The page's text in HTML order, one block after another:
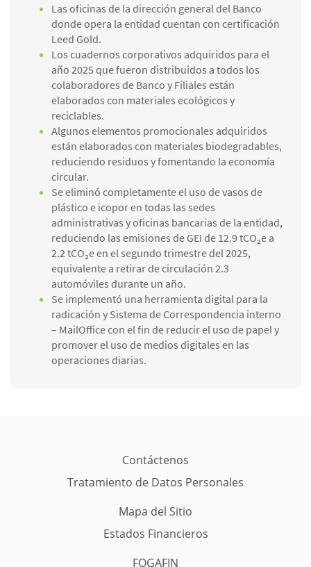
Las oficinas de la dirección general del Banco
donde opera la entidad cuentan con certificación
Leed Gold.
Los cuadernos corporativos adquiridos para el
año 2025 que fueron distribuidos a todos los
colaboradores de Banco y Filiales están
elaborados con materiales ecológicos y
reciclables.
Algunos elementos promocionales adquiridos
están elaborados con materiales biodegradables,
reduciendo residuos y fomentando la economía
circular.
Se eliminó completamente el uso de vasos de
plástico e icopor en todas las sedes
administrativas y oficinas bancarias de la entidad,
reduciendo las emisiones de GEI de 12.9 tCO₂e a
2.2 tCO₂e en el segundo trimestre del 2025,
equivalente a retirar de circulación 2.3
automóviles durante un año.
Se implementó una herramienta digital para la
radicación y Sistema de Correspondencia interno
– MailOffice con el fin de reducir el uso de papel y
promover el uso de medios digitales en las
operaciones diarias.
Contáctenos
Tratamiento de Datos Personales
Mapa del Sitio
Estados Financieros
FOGAFIN